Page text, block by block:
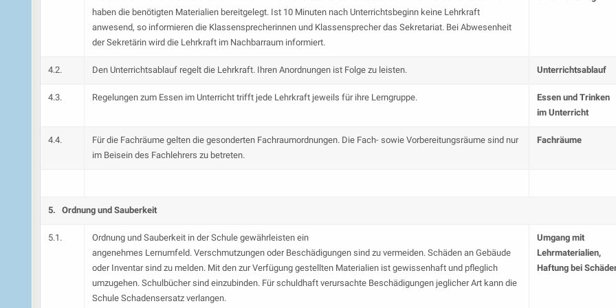
haben die benötigten Materialien bereitgelegt. Ist 10 Minuten nach Unterrichtsbeginn keine Lehrkraft
anwesend, so informieren die Klassensprecherinnen und Klassensprecher das Sekretariat. Bei Abwesenheit
der Sekretärin wird die Lehrkraft im Nachbarraum informiert.
4.2. Den Unterrichtsablauf regelt die Lehrkraft. Ihren Anordnungen ist Folge zu leisten. Unterrichtsablauf
4.3. Regelungen zum Essen im Unterricht trifft jede Lehrkraft jeweils für ihre Lerngruppe.
Essen und Trinken
im Unterricht
4.4.
Für die Fachräume gelten die gesonderten Fachraumordnungen. Die Fach- sowie Vorbereitungsräume sind nur
im Beisein des Fachlehrers zu betreten.
Fachräume
5. Ordnung und Sauberkeit
5.1.
Ordnung und Sauberkeit in der Schule gewährleisten ein
angenehmes Lernumfeld. Verschmutzungen oder Beschädigungen sind zu vermeiden. Schäden an Gebäude
oder Inventar sind zu melden. Mit den zur Verfügung gestellten Materialien ist gewissenhaft und pfleglich
umzugehen. Schulbücher sind einzubinden. Für schuldhaft verursachte Beschädigungen jeglicher Art kann die
Schule Schadensersatz verlangen.
Umgang mit
Lehrmaterialien,
Haftung bei